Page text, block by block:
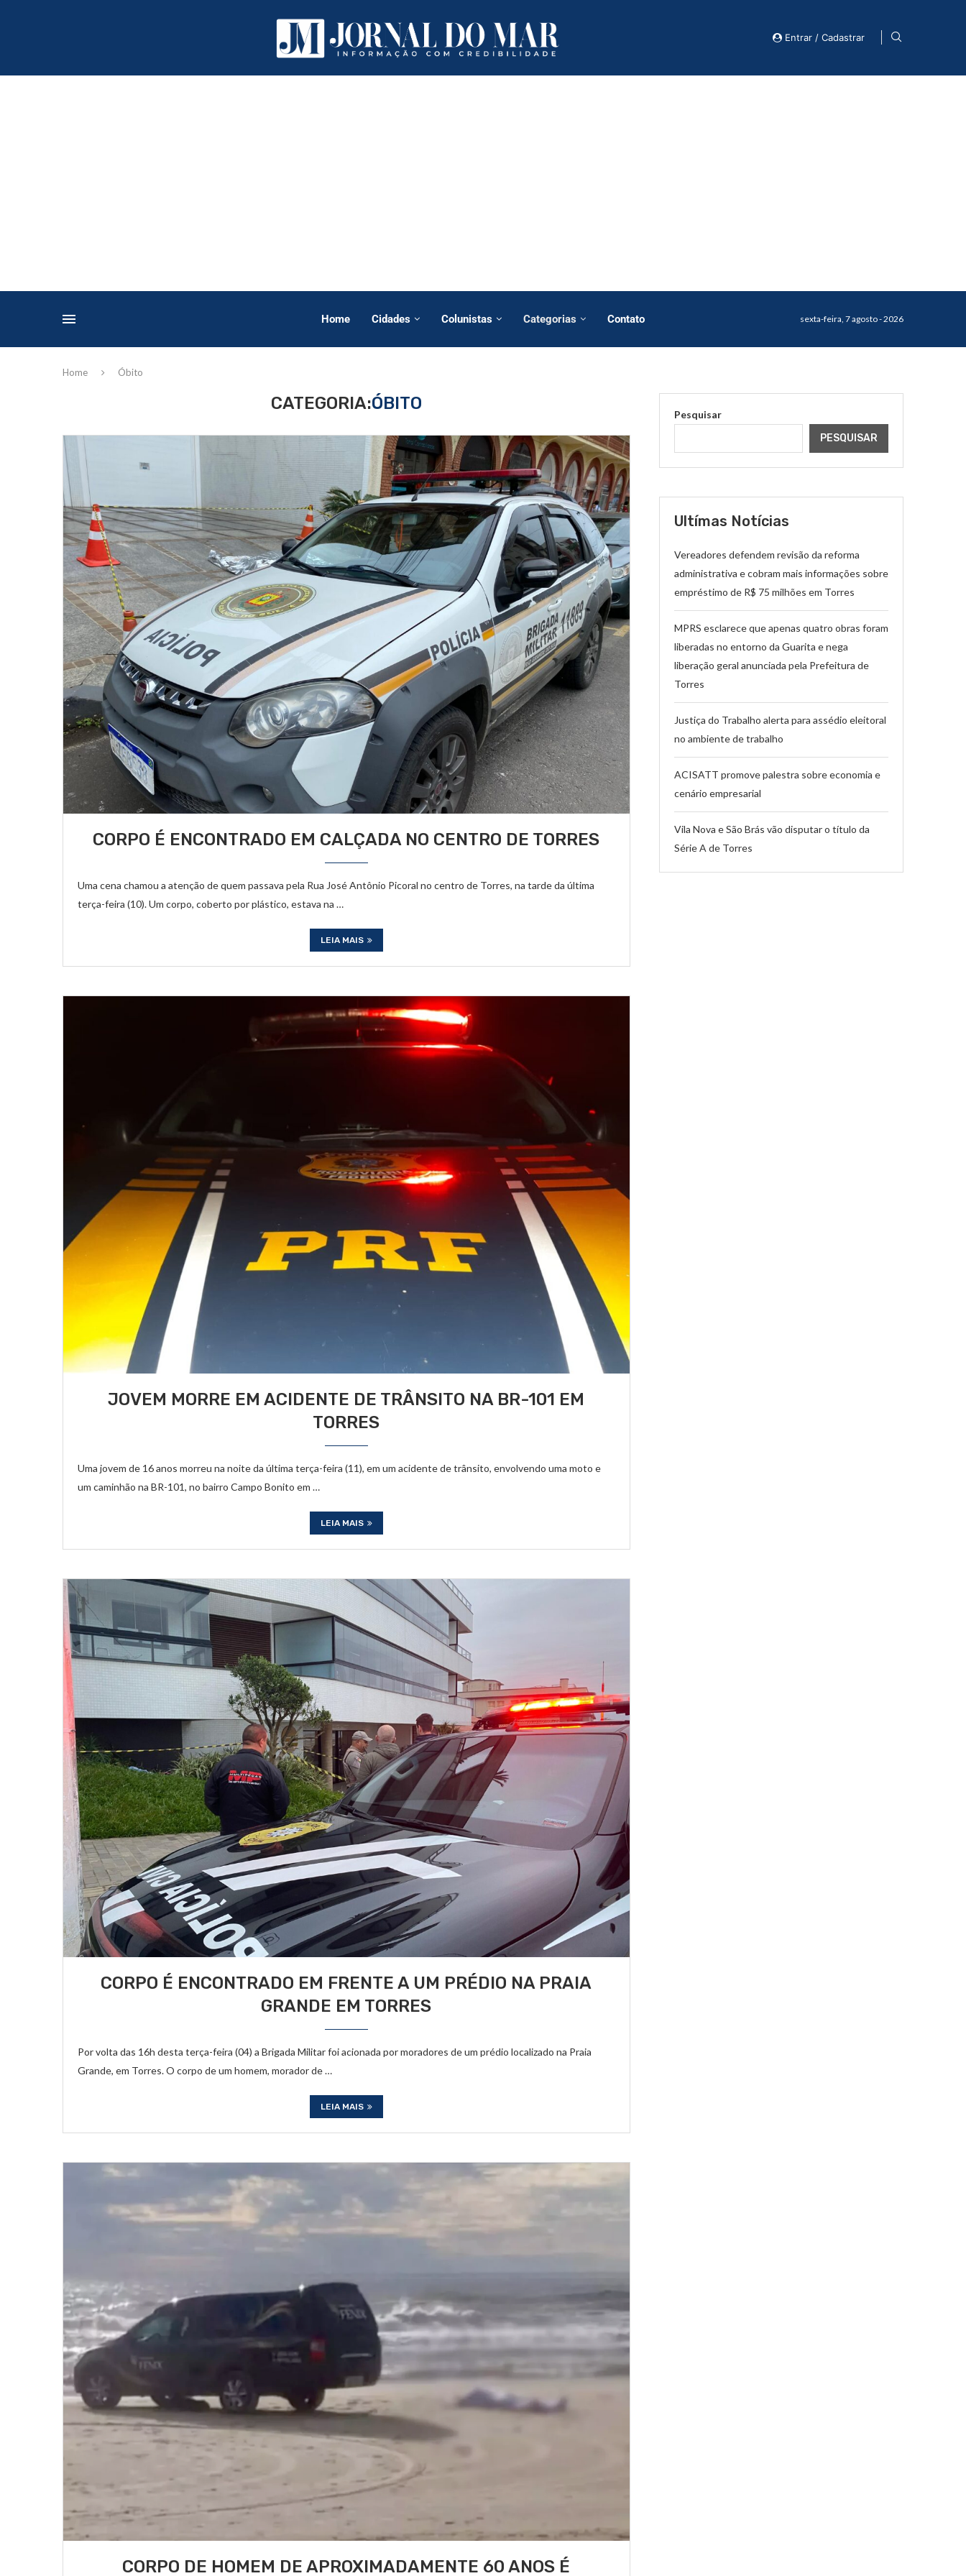
Entrar / Cadastrar
Home Cidades Colunistas Categorias Contato sexta-feira, 7 agosto - 2026
Home Óbito
CATEGORIA:ÓBITO
CORPO É ENCONTRADO EM CALÇADA NO CENTRO DE TORRES
Uma cena chamou a atenção de quem passava pela Rua José Antônio Picoral no centro de Torres, na tarde da última
terça-feira (10). Um corpo, coberto por plástico, estava na …
LEIA MAIS
JOVEM MORRE EM ACIDENTE DE TRÂNSITO NA BR-101 EM
TORRES
Uma jovem de 16 anos morreu na noite da última terça-feira (11), em um acidente de trânsito, envolvendo uma moto e
um caminhão na BR-101, no bairro Campo Bonito em …
LEIA MAIS
CORPO É ENCONTRADO EM FRENTE A UM PRÉDIO NA PRAIA
GRANDE EM TORRES
Por volta das 16h desta terça-feira (04) a Brigada Militar foi acionada por moradores de um prédio localizado na Praia
Grande, em Torres. O corpo de um homem, morador de …
LEIA MAIS
CORPO DE HOMEM DE APROXIMADAMENTE 60 ANOS É
Pesquisar
PESQUISAR
Ultímas Notícias
Vereadores defendem revisão da reforma
administrativa e cobram mais informações sobre
empréstimo de R$ 75 milhões em Torres
MPRS esclarece que apenas quatro obras foram
liberadas no entorno da Guarita e nega
liberação geral anunciada pela Prefeitura de
Torres
Justiça do Trabalho alerta para assédio eleitoral
no ambiente de trabalho
ACISATT promove palestra sobre economia e
cenário empresarial
Vila Nova e São Brás vão disputar o título da
Série A de Torres